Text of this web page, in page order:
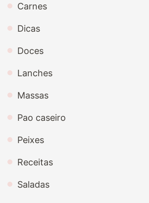
Carnes
Dicas
Doces
Lanches
Massas
Pao caseiro
Peixes
Receitas
Saladas